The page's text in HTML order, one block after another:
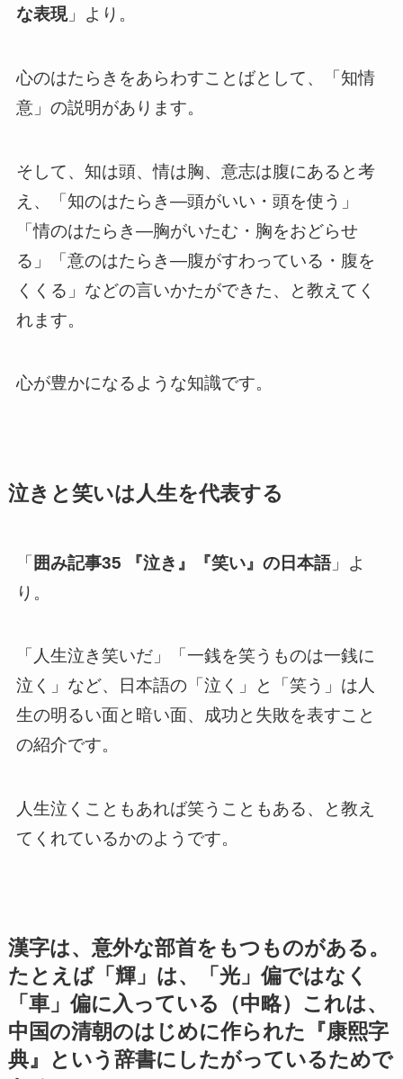
な表現」より。
心のはたらきをあらわすことばとして、「知情
意」の説明があります。
そして、知は頭、情は胸、意志は腹にあると考
え、「知のはたらき―頭がいい・頭を使う」
「情のはたらき―胸がいたむ・胸をおどらせ
る」「意のはたらき―腹がすわっている・腹を
くくる」などの言いかたができた、と教えてく
れます。
心が豊かになるような知識です。
泣きと笑いは人生を代表する
「 囲み記事35 『泣き』『笑い』の日本語」よ
り。
「人生泣き笑いだ」「一銭を笑うものは一銭に
泣く」など、日本語の「泣く」と「笑う」は人
生の明るい面と暗い面、成功と失敗を表すこと
の紹介です。
人生泣くこともあれば笑うこともある、と教え
てくれているかのようです。
漢字は、意外な部首をもつものがある。
たとえば「輝」は、「光」偏ではなく
「車」偏に入っている（中略）これは、
中国の清朝のはじめに作られた『康熙字
典』という辞書にしたがっているためで